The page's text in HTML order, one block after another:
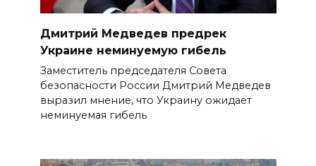
Дмитрий Медведев предрек
Украине неминуемую гибель
Заместитель председателя Совета
безопасности России Дмитрий Медведев
выразил мнение, что Украину ожидает
неминуемая гибель